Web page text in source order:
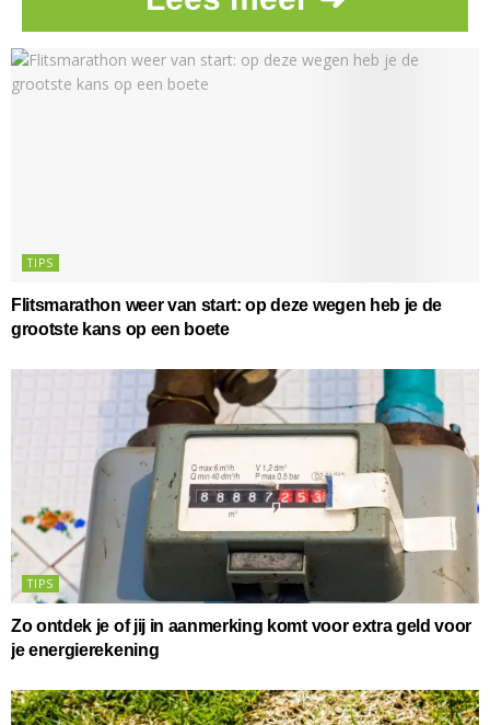
TIPS
Flitsmarathon weer van start: op deze wegen heb je de
grootste kans op een boete
TIPS
Zo ontdek je of jij in aanmerking komt voor extra geld voor
je energierekening